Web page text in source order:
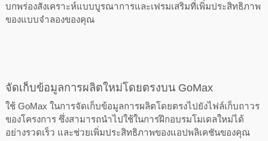
บกพร่องสังเคราะห์แบบบูรณาการและเฟรมเสริมที่เพิ่มประสิทธิภาพ
ของแบบจำลองของคุณ
จัดเก็บข้อมูลการผลิตใหม่โดยตรงบน GoMax
ใช้ GoMax ในการจัดเก็บข้อมูลการผลิตโดยตรงไปยังไฟล์เก็บถาวร
ของโครงการ ซึ่งสามารถนำไปใช้ในการฝึกอบรมโมเดลใหม่ได้
อย่างรวดเร็ว และช่วยเพิ่มประสิทธิภาพของแอปพลิเคชันของคุณ